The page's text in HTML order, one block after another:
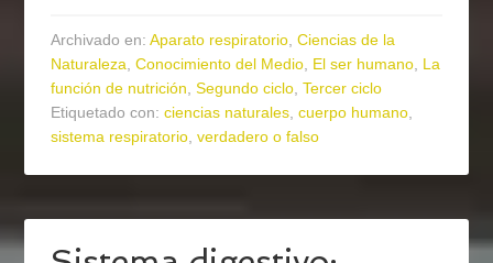
Archivado en:Aparato respiratorio,Ciencias de la
Naturaleza,Conocimiento del Medio, El ser humano, La
función de nutrición,Segundo ciclo,Tercer ciclo
Etiquetado con:ciencias naturales,cuerpo humano,
sistema respiratorio,verdadero o falso